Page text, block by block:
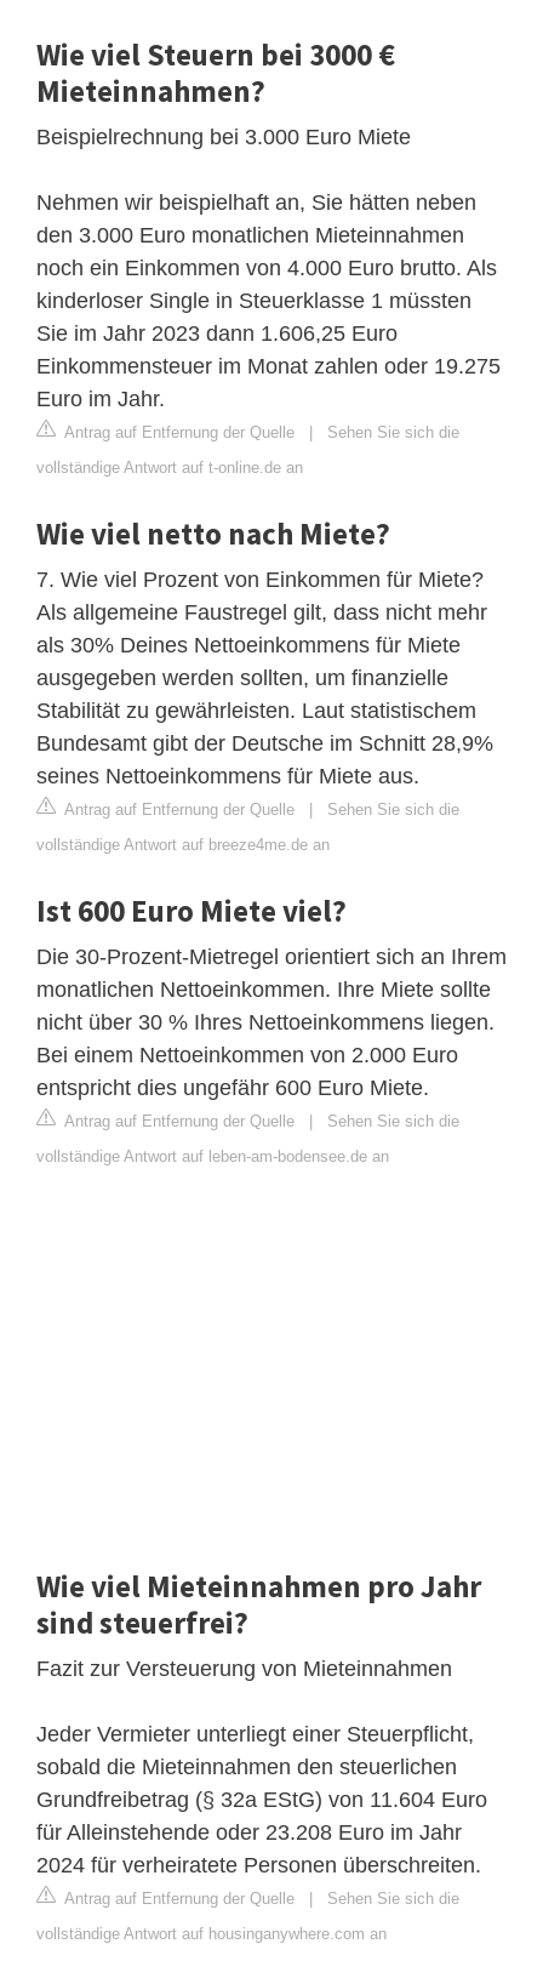
Wie viel Steuern bei 3000 €
Mieteinnahmen?
Beispielrechnung bei 3.000 Euro Miete
Nehmen wir beispielhaft an, Sie hätten neben
den 3.000 Euro monatlichen Mieteinnahmen
noch ein Einkommen von 4.000 Euro brutto. Als
kinderloser Single in Steuerklasse 1 müssten
Sie im Jahr 2023 dann 1.606,25 Euro
Einkommensteuer im Monat zahlen oder 19.275
Euro im Jahr.
Antrag auf Entfernung der Quelle | Sehen Sie sich die
vollständige Antwort auf t-online.de an
Wie viel netto nach Miete?
7. Wie viel Prozent von Einkommen für Miete?
Als allgemeine Faustregel gilt, dass nicht mehr
als 30% Deines Nettoeinkommens für Miete
ausgegeben werden sollten, um finanzielle
Stabilität zu gewährleisten. Laut statistischem
Bundesamt gibt der Deutsche im Schnitt 28,9%
seines Nettoeinkommens für Miete aus.
Antrag auf Entfernung der Quelle | Sehen Sie sich die
vollständige Antwort auf breeze4me.de an
Ist 600 Euro Miete viel?
Die 30-Prozent-Mietregel orientiert sich an Ihrem
monatlichen Nettoeinkommen. Ihre Miete sollte
nicht über 30 % Ihres Nettoeinkommens liegen.
Bei einem Nettoeinkommen von 2.000 Euro
entspricht dies ungefähr 600 Euro Miete.
Antrag auf Entfernung der Quelle | Sehen Sie sich die
vollständige Antwort auf leben-am-bodensee.de an
Wie viel Mieteinnahmen pro Jahr
sind steuerfrei?
Fazit zur Versteuerung von Mieteinnahmen
Jeder Vermieter unterliegt einer Steuerpflicht,
sobald die Mieteinnahmen den steuerlichen
Grundfreibetrag (§ 32a EStG) von 11.604 Euro
für Alleinstehende oder 23.208 Euro im Jahr
2024 für verheiratete Personen überschreiten.
Antrag auf Entfernung der Quelle | Sehen Sie sich die
vollständige Antwort auf housinganywhere.com an